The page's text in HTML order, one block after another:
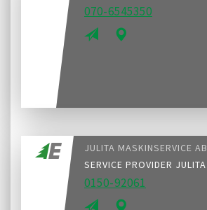
070-6545350
JULITA MASKINSERVICE AB
SERVICE PROVIDER JULITA
0150-92061